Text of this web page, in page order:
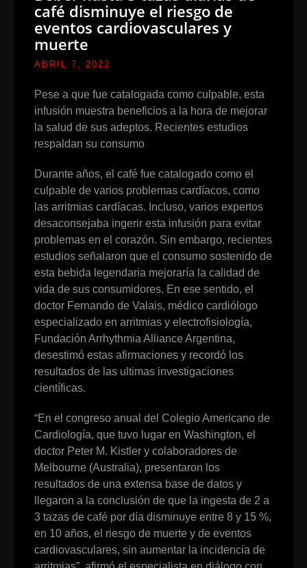
café disminuye el riesgo de
eventos cardiovasculares y
muerte
ABRIL 7, 2022
Pese a que fue catalogada como culpable, esta
infusión muestra beneficios a la hora de mejorar
la salud de sus adeptos. Recientes estudios
respaldan su consumo
Durante años, el café fue catalogado como el
culpable de varios problemas cardíacos, como
las arritmias cardíacas. Incluso, varios expertos
desaconsejaba ingerir esta infusión para evitar
problemas en el corazón. Sin embargo, recientes
estudios señalaron que el consumo sostenido de
esta bebida legendaria mejoraría la calidad de
vida de sus consumidores. En ese sentido, el
doctor Fernando de Valais, médico cardiólogo
especializado en arritmias y electrofisiología,
Fundación Arrhythmia Alliance Argentina,
desestimó estas afirmaciones y recordó los
resultados de las ultimas investigaciones
científicas.
“En el congreso anual del Colegio Americano de
Cardiología, que tuvo lugar en Washington, el
doctor Peter M. Kistler y colaboradores de
Melbourne (Australia), presentaron los
resultados de una extensa base de datos y
llegaron a la conclusión de que la ingesta de 2 a
3 tazas de café por día disminuye entre 8 y 15 %,
en 10 años, el riesgo de muerte y de eventos
cardiovasculares, sin aumentar la incidencia de